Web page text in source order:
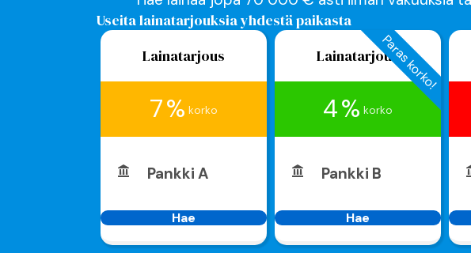
Useita lainatarjouksia yhdestä paikasta
Lainatarjous
7 % korko
Pankki A
Hae
Paras korko!
Lainatarjous
4 % korko
Pankki B
Hae